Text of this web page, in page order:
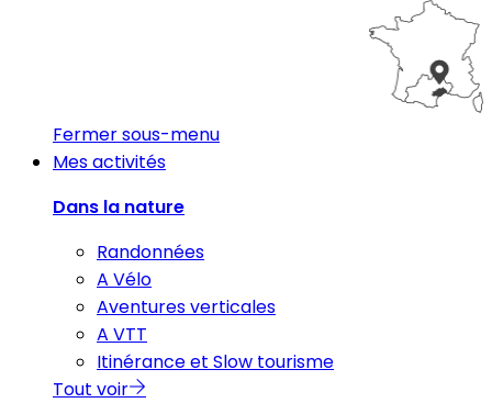
Fermer sous-menu
Mes activités
Dans la nature
Randonnées
A Vélo
Aventures verticales
A VTT
Itinérance et Slow tourisme
Tout voir